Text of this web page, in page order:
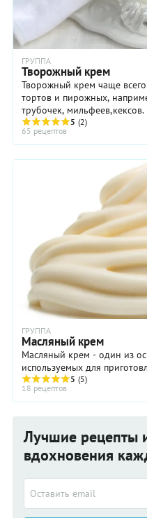
ГРУППА
Творожный крем
Творожный крем чаще
тортов и пирожных,
трубочек,
себе десерт отличный. И не
5 (2)
65 рецептов
ГРУППА
Масляный крем
Масляный крем - один из
используемых для
5 (5)
18 рецептов
Лучшие рецепты
вдохновения